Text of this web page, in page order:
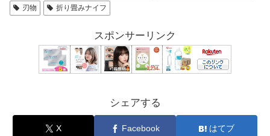
刃物 折り畳みナイフ
スポンサーリンク
シェアする
X Facebook はてブ